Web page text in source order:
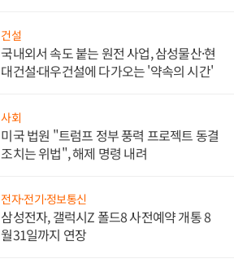
건설
국내외서 속도 붙는 원전 사업, 삼성물산·현
대건설·대우건설에 다가오는 '약속의 시간'
사회
미국 법원 "트럼프 정부 풍력 프로젝트 동결
조치는 위법", 해제 명령 내려
전자·전기·정보통신
삼성전자, 갤럭시Z 폴드8 사전예약 개통 8
월31일까지 연장